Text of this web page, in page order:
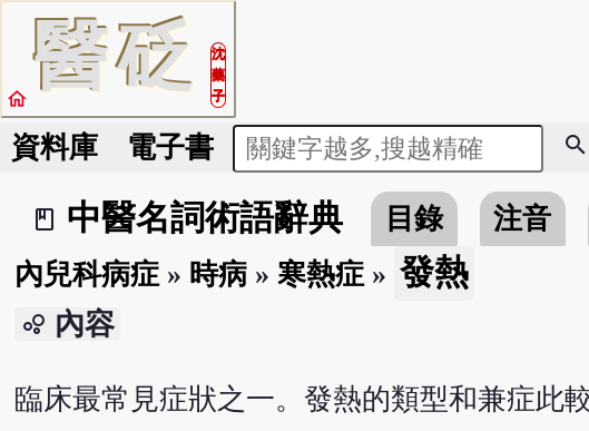
醫砭
沈
藥
子
home
資料庫 電子書 search
book_2
中醫名詞術語辭典 目錄 注音
內兒科病症» 時病» 寒熱症» 發熱
bubble_chart 內容
臨床最常見症狀之一。發熱的類型和兼症此